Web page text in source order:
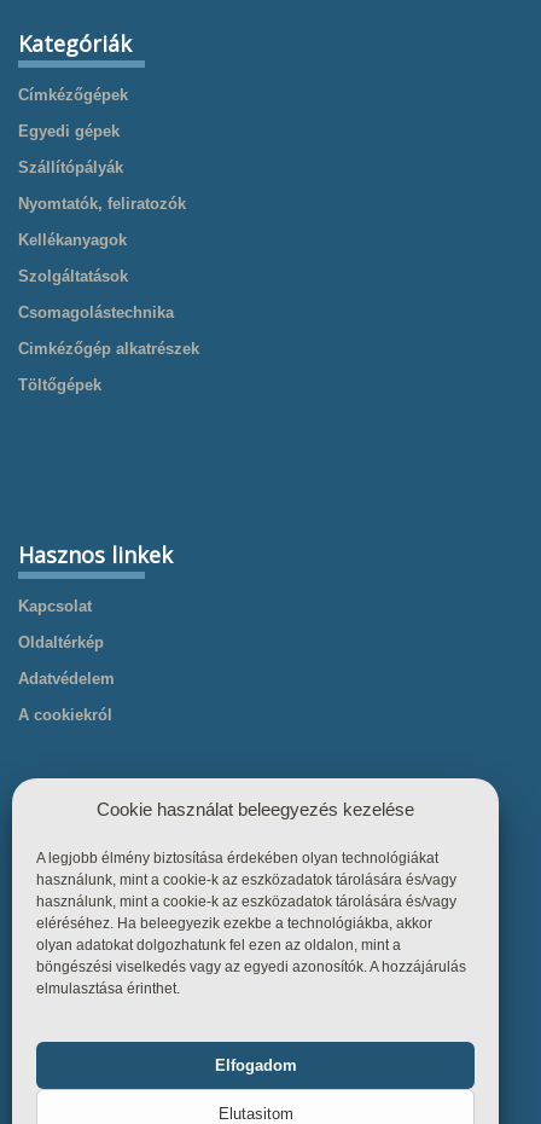
Kategóriák
Címkézőgépek
Egyedi gépek
Szállítópályák
Nyomtatók, feliratozók
Kellékanyagok
Szolgáltatások
Csomagolástechnika
Cimkézőgép alkatrészek
Töltőgépek
Hasznos linkek
Kapcsolat
Oldaltérkép
Adatvédelem
A cookiekról
Hasznos linkek
Főoldal
Termékek
Tudástár
Üzletszabályzat
Cookie használat beleegyezés kezelése
A legjobb élmény biztosítása érdekében olyan technológiákat
használunk, mint a cookie-k az eszközadatok tárolására és/vagy
használunk, mint a cookie-k az eszközadatok tárolására és/vagy
eléréséhez. Ha beleegyezik ezekbe a technológiákba, akkor
olyan adatokat dolgozhatunk fel ezen az oldalon, mint a
böngészési viselkedés vagy az egyedi azonosítók. A hozzájárulás
elmulasztása érinthet.
Elfogadom
Elutasitom